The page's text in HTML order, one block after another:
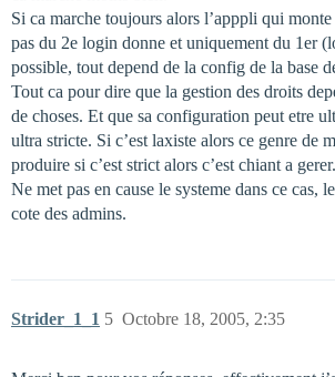
Si ca marche toujours alors l’apppli qui monte
pas du 2e login donne et uniquement du 1er
possible, tout depend de la config de la base
Tout ca pour dire que la gestion des droits
de choses. Et que sa configuration peut etre
ultra stricte. Si c’est laxiste alors ce genre de
produire si c’est strict alors c’est chiant a gerer.
Ne met pas en cause le systeme dans ce cas,
cote des admins.
Strider_1_1 Octobre 18, 2005, 2:35
5